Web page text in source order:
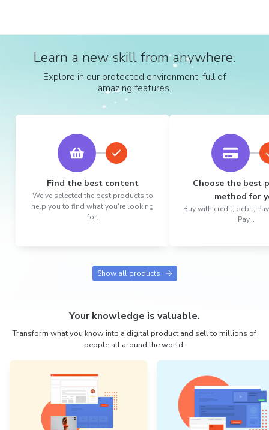
Learn a new skill from anywhere.
Explore in our protected environment, full of
amazing features.
Find the best content
We've selected the best products to
help you to find what you're looking
for.
Choose the best
method for
Buy with credit, debit,
Pay...
Show all products
Your knowledge is valuable.
Transform what you know into a digital product and sell to millions of
people all around the world.